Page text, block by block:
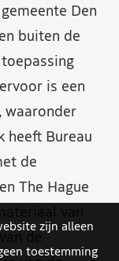
Den
buiten de
is een
waaronder
heeft Bureau
de
The Hague
zijn alleen
toestemming